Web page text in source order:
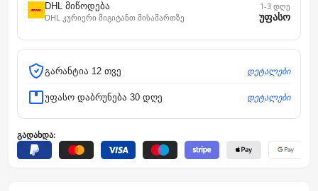
DHL მიწოდება
DHL კურიერი მიგიტანთ მისამართზე
1-3 დღე
უფასო
გარანტია 12 თვე დეტალები
უფასო დაბრუნება 30 დღე დეტალები
გადახდა: